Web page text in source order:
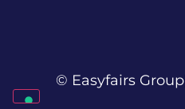
© Easyfairs Group